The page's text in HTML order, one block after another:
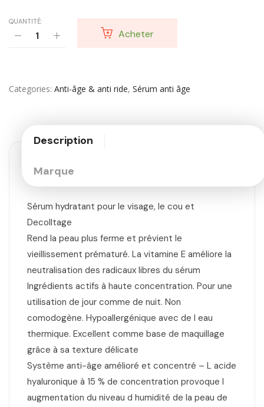
QUANTITÉ:
Acheter
Categories Anti-âge & anti ride, Sérum anti âge
Description
Marque
Sérum hydratant pour le visage, le cou et
Decolltage
Rend la peau plus ferme et prévient le
vieillissement prématuré. La vitamine E améliore la
neutralisation des radicaux libres du sérum
Ingrédients actifs à haute concentration. Pour une
utilisation de jour comme de nuit. Non
comodogène. Hypoallergénique avec de l eau
thermique. Excellent comme base de maquillage
grâce à sa texture délicate
Système anti-âge amélioré et concentré – L acide
hyaluronique à 15 % de concentration provoque l
augmentation du niveau d humidité de la peau de